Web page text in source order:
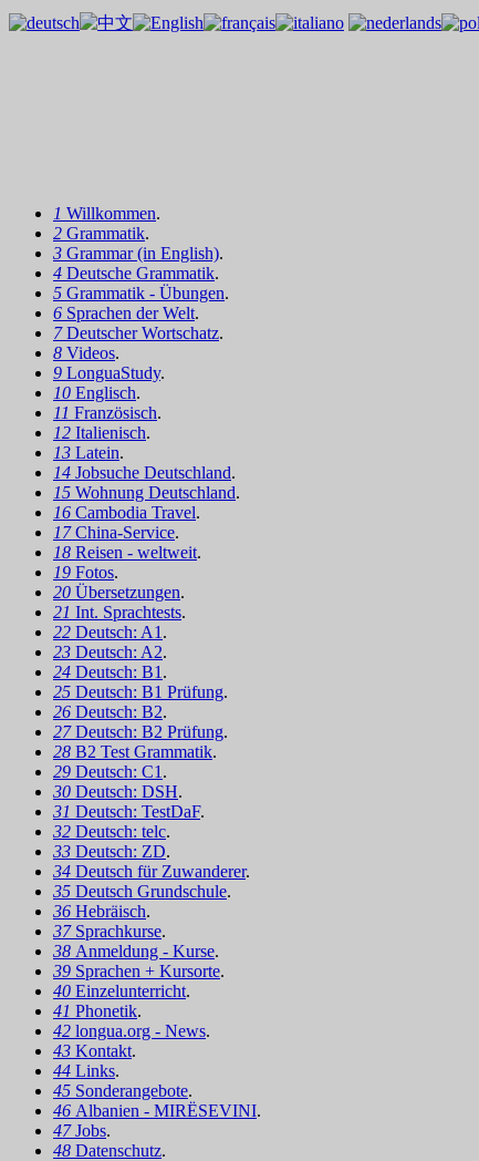
1 Willkommen.
2 Grammatik.
3 Grammar (in English).
4 Deutsche Grammatik.
5 Grammatik - Übungen.
6 Sprachen der Welt.
7Deutscher Wortschatz.
8 Videos.
9 LonguaStudy.
10 Englisch.
11 Französisch.
12 Italienisch.
13 Latein.
14 Jobsuche Deutschland.
15 Wohnung Deutschland.
16 Cambodia Travel.
17China-Service.
18 Reisen - weltweit.
19 Fotos.
20 Übersetzungen.
21 Int. Sprachtests.
22 Deutsch: A1 .
23 Deutsch: A2.
24 Deutsch: B1 .
25 Deutsch: B1 Prüfung.
26 Deutsch: B2.
27Deutsch: B2 Prüfung.
28 B2 Test Grammatik.
29 Deutsch: C1 .
30 Deutsch: DSH.
31 Deutsch: TestDaF.
32 Deutsch: telc.
33 Deutsch: ZD.
34 Deutsch für Zuwanderer.
35 Deutsch Grundschule.
36 Hebräisch.
37 Sprachkurse.
38 Anmeldung - Kurse.
39 Sprachen + Kursorte.
40 Einzelunterricht.
41 Phonetik.
42 longua.org - News.
43 Kontakt.
44 Links.
45 Sonderangebote.
46 Albanien - MIRËSEVINI.
47Jobs.
48 Datenschutz.